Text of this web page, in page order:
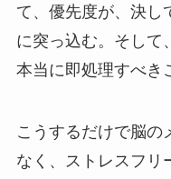
て、優先度が、決し
に突っ込む。そして
本当に即処理すべき
こうするだけで脳の
なく、ストレスフリ